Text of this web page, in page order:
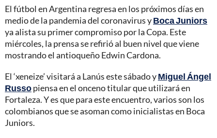
El fútbol en Argentina regresa en los próximos días en
medio de la pandemia del coronavirus yBoca Juniors
ya alista su primer compromiso por la Copa. Este
miércoles, la prensa se refirió al buen nivel que viene
mostrando el antioqueño Edwin Cardona.
El ‘xeneize’ visitará a Lanús este sábado yMiguel Ángel
Russopiensa en el onceno titular que utilizará en
Fortaleza. Y es que para este encuentro, varios son los
colombianos que se asoman como inicialistas en Boca
Juniors.